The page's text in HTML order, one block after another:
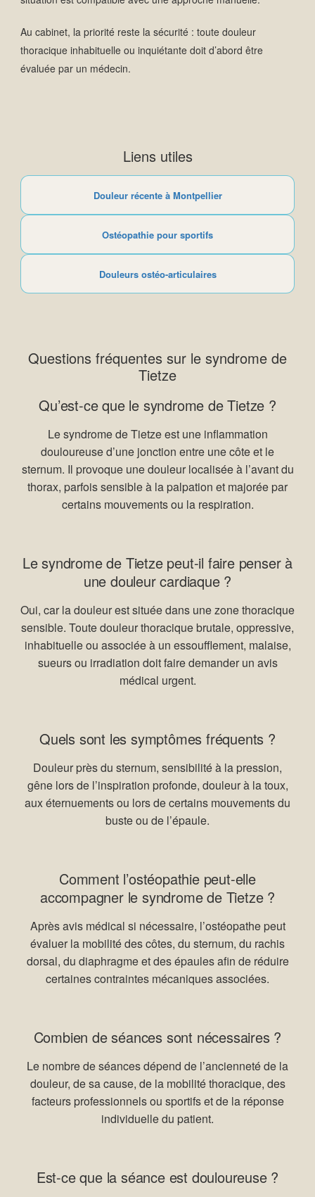
Au cabinet, la priorité reste la sécurité : toute douleur
thoracique inhabituelle ou inquiétante doit d’abord être
évaluée par un médecin.
Liens utiles
Douleur récente à Montpellier
Ostéopathie pour sportifs
Douleurs ostéo-articulaires
Questions fréquentes sur le syndrome de
Tietze
Qu’est-ce que le syndrome de Tietze ?
Le syndrome de Tietze est une inflammation
douloureuse d’une jonction entre une côte et le
sternum. Il provoque une douleur localisée à l’avant du
thorax, parfois sensible à la palpation et majorée par
certains mouvements ou la respiration.
Le syndrome de Tietze peut-il faire penser à
une douleur cardiaque ?
Oui, car la douleur est située dans une zone thoracique
sensible. Toute douleur thoracique brutale, oppressive,
inhabituelle ou associée à un essoufflement, malaise,
sueurs ou irradiation doit faire demander un avis
médical urgent.
Quels sont les symptômes fréquents ?
Douleur près du sternum, sensibilité à la pression,
gêne lors de l’inspiration profonde, douleur à la toux,
aux éternuements ou lors de certains mouvements du
buste ou de l’épaule.
Comment l’ostéopathie peut-elle
accompagner le syndrome de Tietze ?
Après avis médical si nécessaire, l’ostéopathe peut
évaluer la mobilité des côtes, du sternum, du rachis
dorsal, du diaphragme et des épaules afin de réduire
certaines contraintes mécaniques associées.
Combien de séances sont nécessaires ?
Le nombre de séances dépend de l’ancienneté de la
douleur, de sa cause, de la mobilité thoracique, des
facteurs professionnels ou sportifs et de la réponse
individuelle du patient.
Est-ce que la séance est douloureuse ?